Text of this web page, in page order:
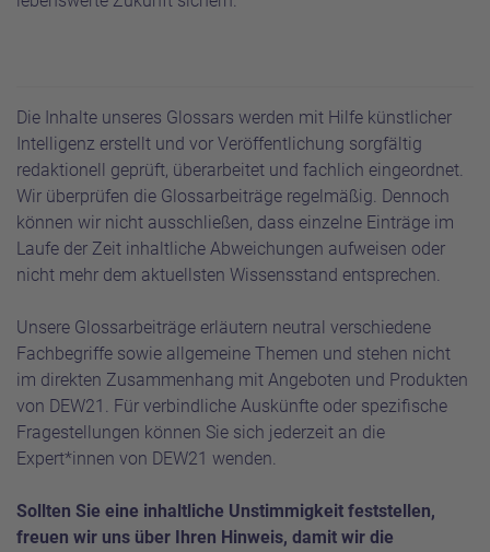
Die Inhalte unseres Glossars werden mit Hilfe künstlicher
Intelligenz erstellt und vor Veröffentlichung sorgfältig
redaktionell geprüft, überarbeitet und fachlich eingeordnet.
Wir überprüfen die Glossarbeiträge regelmäßig. Dennoch
können wir nicht ausschließen, dass einzelne Einträge im
Laufe der Zeit inhaltliche Abweichungen aufweisen oder
nicht mehr dem aktuellsten Wissensstand entsprechen.
Unsere Glossarbeiträge erläutern neutral verschiedene
Fachbegriffe sowie allgemeine Themen und stehen nicht
im direkten Zusammenhang mit Angeboten und Produkten
von DEW21. Für verbindliche Auskünfte oder spezifische
Fragestellungen können Sie sich jederzeit an die
Expert*innen von DEW21 wenden.
Sollten Sie eine inhaltliche Unstimmigkeit feststellen,
freuen wir uns über Ihren Hinweis, damit wir die